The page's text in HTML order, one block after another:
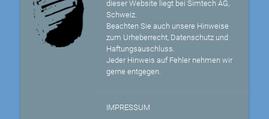
dieser Website liegt bei Simtech AG,
Schweiz.
Beachten Sie auch unsere Hinweise
zum Urheberrecht, Datenschutz und
Haftungsauschluss.
Jeder Hinweis auf Fehler nehmen wir
gerne entgegen.
IMPRESSUM